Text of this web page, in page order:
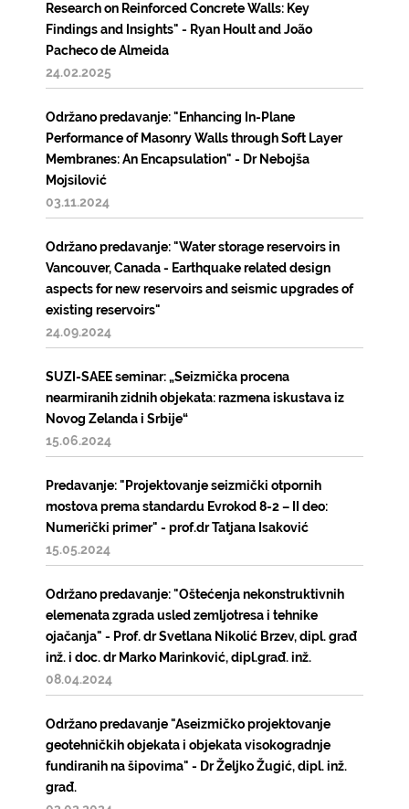
Research on Reinforced Concrete Walls: Key
Findings and Insights" - Ryan Hoult and João
Pacheco de Almeida
24.02.2025
Održano predavanje: "Enhancing In-Plane
Performance of Masonry Walls through Soft Layer
Membranes: An Encapsulation" - Dr Nebojša
Mojsilović
03.11.2024
Održano predavanje: "Water storage reservoirs in
Vancouver, Canada - Earthquake related design
aspects for new reservoirs and seismic upgrades of
existing reservoirs"
24.09.2024
SUZI-SAEE seminar: „Seizmička procena
nearmiranih zidnih objekata: razmena iskustava iz
Novog Zelanda i Srbije“
15.06.2024
Predavanje: "Projektovanje seizmički otpornih
mostova prema standardu Evrokod 8-2 – II deo:
Numerički primer" - prof.dr Tatjana Isaković
15.05.2024
Održano predavanje: "Oštećenja nekonstruktivnih
elemenata zgrada usled zemljotresa i tehnike
ojačanja" - Prof. dr Svetlana Nikolić Brzev, dipl. građ
inž. i doc. dr Marko Marinković, dipl.građ. inž.
08.04.2024
Održano predavanje "Aseizmičko projektovanje
geotehničkih objekata i objekata visokogradnje
fundiranih na šipovima" - Dr Željko Žugić, dipl. inž.
građ.